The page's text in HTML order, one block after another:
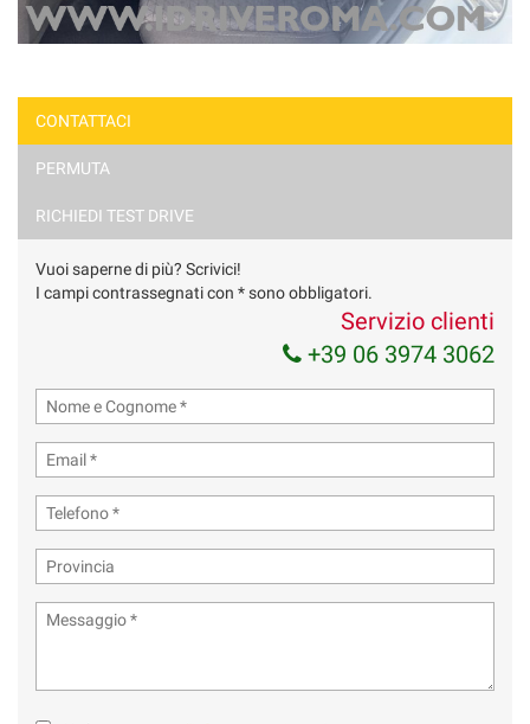
CONTATTACI
PERMUTA
RICHIEDI TEST DRIVE
Vuoi saperne di più? Scrivici!
I campi contrassegnati con * sono obbligatori.
Servizio clienti
+39 06 3974 3062